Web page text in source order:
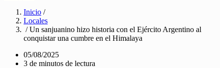
Inicio /
Locales
/ Un sanjuanino hizo historia con el Ejército Argentino al
conquistar una cumbre en el Himalaya
05/08/2025
3 de minutos de lectura